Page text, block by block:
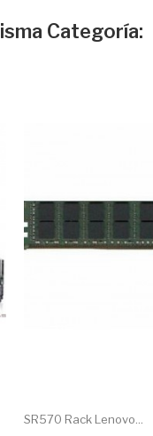
Categoría:
SR570 Rack Lenovo...